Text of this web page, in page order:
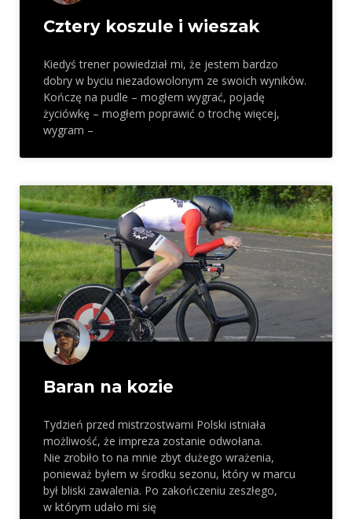
Cztery koszule i wieszak
Kiedyś trener powiedział mi, że jestem bardzo
dobry w byciu niezadowolonym ze swoich wyników.
Kończę na pudle – mogłem wygrać, pojadę
życiówkę – mogłem poprawić o trochę więcej,
wygram –
Baran na kozie
Tydzień przed mistrzostwami Polski istniała
możliwość, że impreza zostanie odwołana.
Nie zrobiło to na mnie zbyt dużego wrażenia,
ponieważ byłem w środku sezonu, który w marcu
był bliski zawalenia. Po zakończeniu zeszłego,
w którym udało mi się